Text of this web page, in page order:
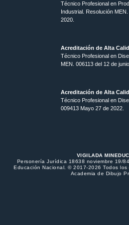
Técnico Profesional en
Industrial. Resolución
2020.
Acreditación de Alta
Técnico Profesional en
MEN. 006113 del 12 de
Acreditación de Alta
Técnico Profesional en
009413 Mayo 27 de 2022.
VIGILADA
Personería Jurídica 18638 noviembre 19/
Educación Nacional. © 2017-2026 Todos
Academia de Dibujo